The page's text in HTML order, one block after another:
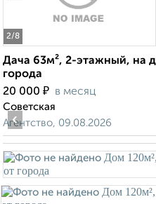
2/8
Дача 63м², 2-этажный, на
города
20 000 ₽ в месяц
Советская
Агентство, 09.08.2026
‹